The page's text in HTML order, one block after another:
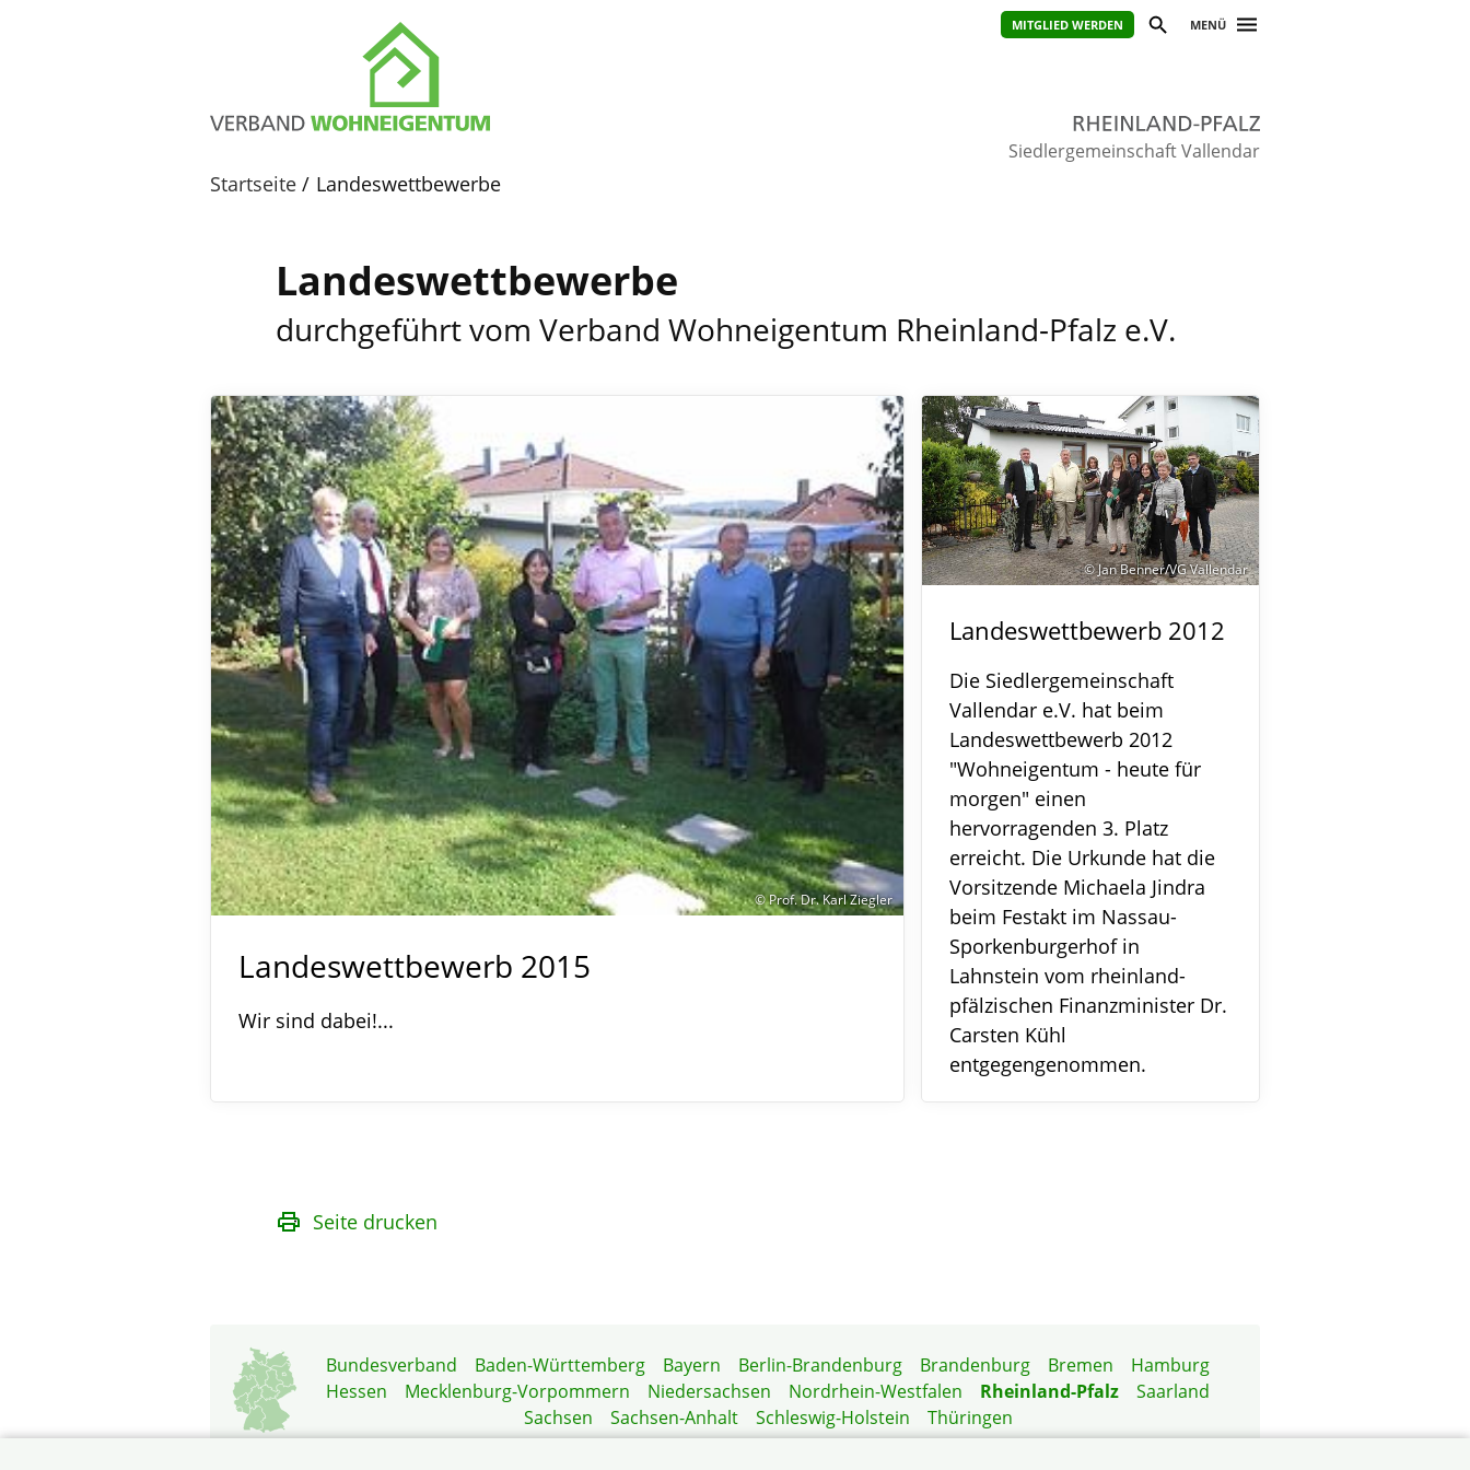
MITGLIED WERDEN MENÜ
Siedlergemeinschaft Vallendar
Startseite Landeswettbewerbe
Landeswettbewerbe
durchgeführt vom Verband Wohneigentum Rheinland-Pfalz e.V.
© Prof. Dr. Karl Ziegler
Landeswettbewerb 2015
Wir sind dabei!...
© Jan Benner/VG Vallendar
Landeswettbewerb 2012
Die Siedlergemeinschaft
Vallendar e.V. hat beim
Landeswettbewerb 2012
"Wohneigentum - heute für
morgen" einen
hervorragenden 3. Platz
erreicht. Die Urkunde hat die
Vorsitzende Michaela Jindra
beim Festakt im Nassau-
Sporkenburgerhof in
Lahnstein vom rheinland-
pfälzischen Finanzminister Dr.
Carsten Kühl
entgegengenommen.
Seite drucken
Bundesverband Baden-Württemberg Bayern Berlin-Brandenburg Brandenburg Bremen
Hamburg
Hessen
Mecklenburg-Vorpommern Niedersachsen Nordrhein-Westfalen Rheinland-Pfalz
Saarland
Sachsen
Sachsen-Anhalt Schleswig-Holstein
Thüringen